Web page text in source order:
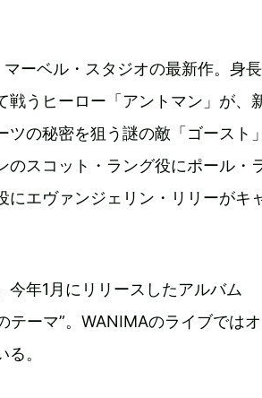
ーベル・スタジオの最新作。身
うヒーロー「アントマン」が、
の秘密を狙う謎の敵「ゴースト
スコット・ラング役にポール・
にエヴァンジェリン・リリーがキ
年1月にリリースしたアルバム
テーマ”。WANIMAのライブでは
。